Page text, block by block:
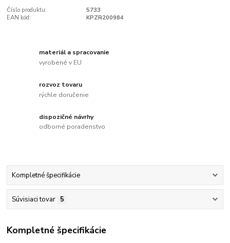
Číslo produktu:
5733
EAN kód:
KPZR200984
materiál a spracovanie
vyrobené v EU
rozvoz tovaru
rýchle doručenie
dispozičné návrhy
odborné poradenstvo
Kompletné špecifikácie
Súvisiaci tovar 5
Kompletné špecifikácie